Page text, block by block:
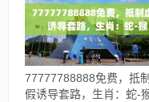
77777788888免费，抵
假诱导套路，生肖：蛇-